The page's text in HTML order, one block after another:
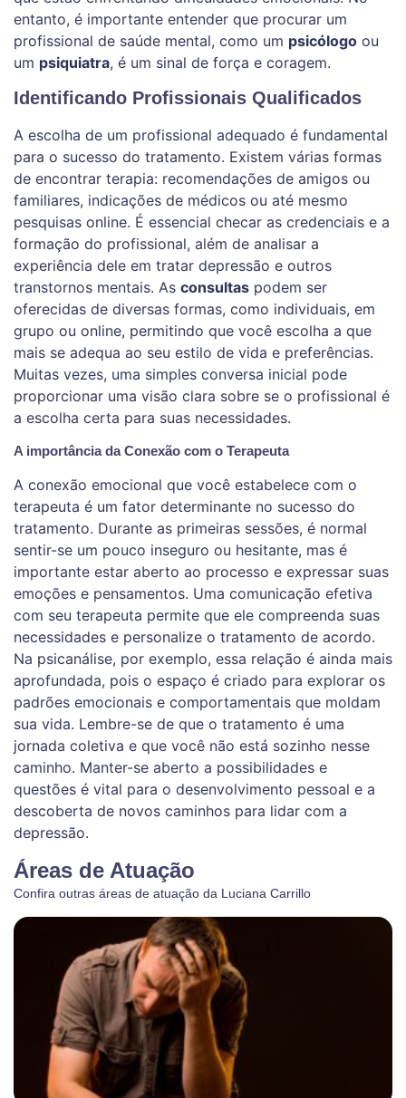
entanto, é importante entender que procurar um
profissional de saúde mental, como um psicólogo ou
um psiquiatra, é um sinal de força e coragem.
Identificando Profissionais Qualificados
A escolha de um profissional adequado é fundamental
para o sucesso do tratamento. Existem várias formas
de encontrar terapia: recomendações de amigos ou
familiares, indicações de médicos ou até mesmo
pesquisas online. É essencial checar as credenciais e a
formação do profissional, além de analisar a
experiência dele em tratar depressão e outros
transtornos mentais. As consultas podem ser
oferecidas de diversas formas, como individuais, em
grupo ou online, permitindo que você escolha a que
mais se adequa ao seu estilo de vida e preferências.
Muitas vezes, uma simples conversa inicial pode
proporcionar uma visão clara sobre se o profissional é
a escolha certa para suas necessidades.
A importância da Conexão com o Terapeuta
A conexão emocional que você estabelece com o
terapeuta é um fator determinante no sucesso do
tratamento. Durante as primeiras sessões, é normal
sentir-se um pouco inseguro ou hesitante, mas é
importante estar aberto ao processo e expressar suas
emoções e pensamentos. Uma comunicação efetiva
com seu terapeuta permite que ele compreenda suas
necessidades e personalize o tratamento de acordo.
Na psicanálise, por exemplo, essa relação é ainda mais
aprofundada, pois o espaço é criado para explorar os
padrões emocionais e comportamentais que moldam
sua vida. Lembre-se de que o tratamento é uma
jornada coletiva e que você não está sozinho nesse
caminho. Manter-se aberto a possibilidades e
questões é vital para o desenvolvimento pessoal e a
descoberta de novos caminhos para lidar com a
depressão.
Áreas de Atuação
Confira outras áreas de atuação da Luciana Carrillo